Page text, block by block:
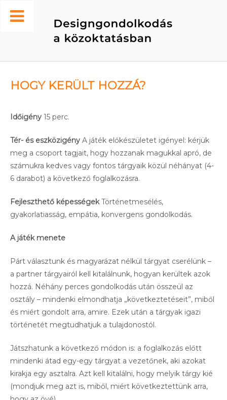
Home
HOGY KERÜLT HOZZÁ?
Időigény 15 perc.
Tér- és eszközigény A játék előkészületet igényel: kérjük
meg a csoport tagjait, hogy hozzanak magukkal apró, de
számukra kedves vagy fontos tárgyaik közül néhányat (4-
6 darabot) a következő foglalkozásra.
Fejleszthető képességekTörténetmesélés,
gyakorlatiasság, empátia, konvergens gondolkodás.
A játék menete
Párt választunk és magyarázat nélkül tárgyat cserélünk –
a partner tárgyairól kell kitalálnunk, hogyan kerültek azok
hozzá. Néhány perces gondolkodás után összeül az
osztály – mindenki elmondhatja „következtetéseit”, miből
és miért gondolt arra, amire. Ezek után a tárgyak igazi
történetét megtudhatjuk a tulajdonostól.
Játszhatunk a következő módon is: a foglalkozás előtt
mindenki átad egy-egy tárgyat a vezetőnek, aki azokat
kirakja egy asztalra. Azt kell kitalálni, hogy melyik tárgy kié
(mondjuk meg azt is, miből, miért következtettünk arra,